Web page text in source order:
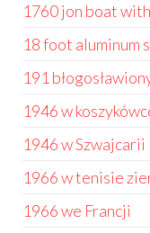
1760 jon boat
18 foot aluminum
191
1946 w
1946 w Szwajcarii
1966 w tenisie
1966 we Francji